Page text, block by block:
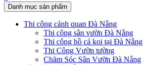
Danh mục sản phẩm
Thi công cảnh quan Đà Nẵng
Thi công sân vườn Đà Nẵng
Thi công hồ cá koi tại Đà Nẵng
Thi Công Vườn tường
Chăm Sóc Sân Vườn Đà Nẵng